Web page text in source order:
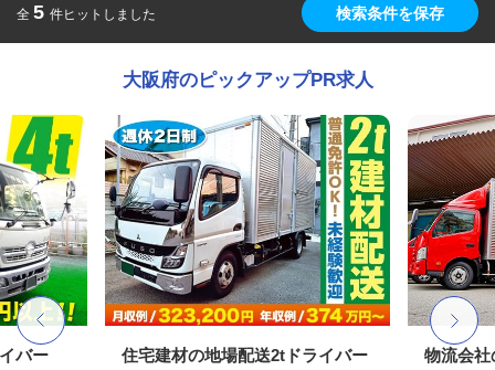
全 5 件ヒットしました 検索条件を保存
大阪府のピックアップPR求人
バー 住宅建材の地場配送2tドライバー
物流会